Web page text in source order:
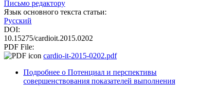
Письмо редактору
Язык основного текста статьи:
Русский
DOI:
10.15275/cardioit.2015.0202
PDF File:
cardio-it-2015-0202.pdf
Подробнее о Потенциал и перспективы
совершенствования показателей выполнения